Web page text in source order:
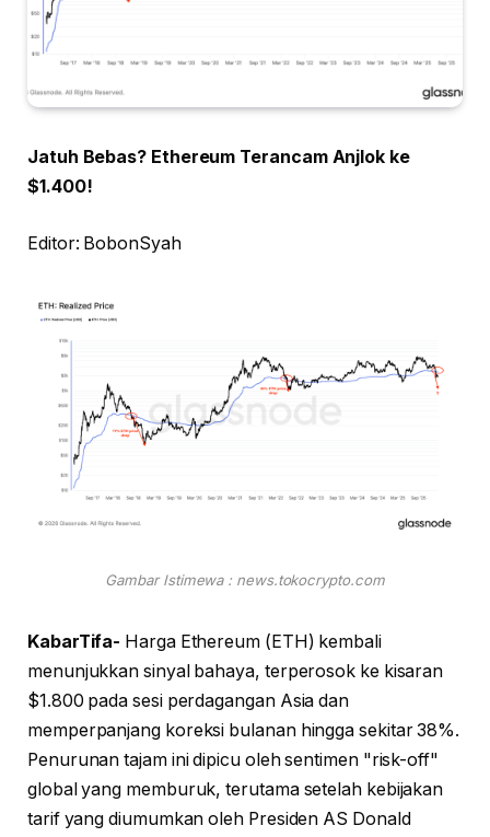
Jatuh Bebas? Ethereum Terancam Anjlok ke
$1.400!
Editor: BobonSyah
Gambar Istimewa : news.tokocrypto.com
KabarTifa- Harga Ethereum (ETH) kembali
menunjukkan sinyal bahaya, terperosok ke kisaran
$1.800 pada sesi perdagangan Asia dan
memperpanjang koreksi bulanan hingga sekitar 38%.
Penurunan tajam ini dipicu oleh sentimen "risk-off"
global yang memburuk, terutama setelah kebijakan
tarif yang diumumkan oleh Presiden AS Donald